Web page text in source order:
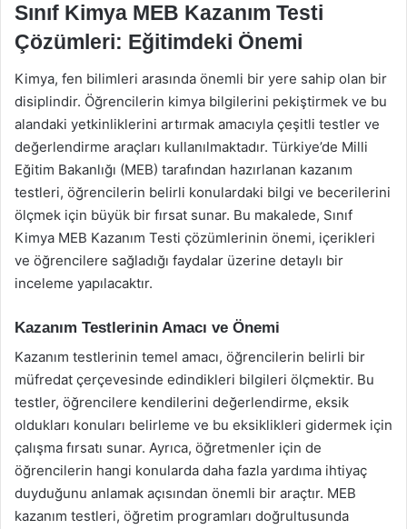
Sınıf Kimya MEB Kazanım Testi
Çözümleri: Eğitimdeki Önemi
Kimya, fen bilimleri arasında önemli bir yere sahip olan bir
disiplindir. Öğrencilerin kimya bilgilerini pekiştirmek ve bu
alandaki yetkinliklerini artırmak amacıyla çeşitli testler ve
değerlendirme araçları kullanılmaktadır. Türkiye’de Milli
Eğitim Bakanlığı (MEB) tarafından hazırlanan kazanım
testleri, öğrencilerin belirli konulardaki bilgi ve becerilerini
ölçmek için büyük bir fırsat sunar. Bu makalede, Sınıf
Kimya MEB Kazanım Testi çözümlerinin önemi, içerikleri
ve öğrencilere sağladığı faydalar üzerine detaylı bir
inceleme yapılacaktır.
Kazanım Testlerinin Amacı ve Önemi
Kazanım testlerinin temel amacı, öğrencilerin belirli bir
müfredat çerçevesinde edindikleri bilgileri ölçmektir. Bu
testler, öğrencilere kendilerini değerlendirme, eksik
oldukları konuları belirleme ve bu eksiklikleri gidermek için
çalışma fırsatı sunar. Ayrıca, öğretmenler için de
öğrencilerin hangi konularda daha fazla yardıma ihtiyaç
duyduğunu anlamak açısından önemli bir araçtır. MEB
kazanım testleri, öğretim programları doğrultusunda